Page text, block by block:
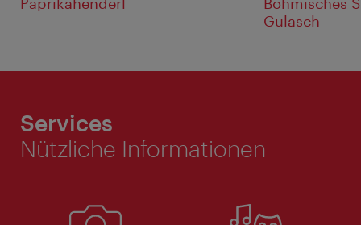
Gulasch
Services
Nützliche Informationen